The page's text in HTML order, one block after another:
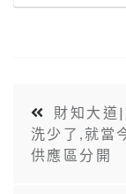
財知大道
洗少了,就當
供應區分開